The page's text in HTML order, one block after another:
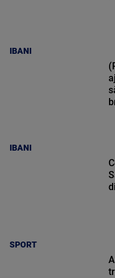
IBANI
IBANI
SPORT